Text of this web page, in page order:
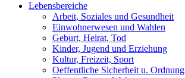
Lebensbereiche
Arbeit, Soziales und Gesundheit
Einwohnerwesen und Wahlen
Geburt, Heirat, Tod
Kinder, Jugend und Erziehung
Kultur, Freizeit, Sport
Oeffentliche Sicherheit u. Ordnung